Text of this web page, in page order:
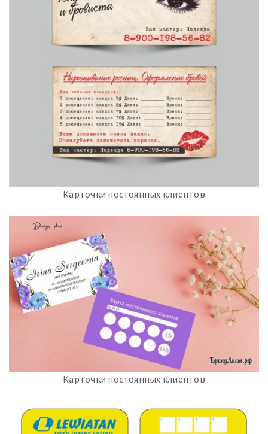
Карточки постоянных клиентов
Карточки постоянных клиентов